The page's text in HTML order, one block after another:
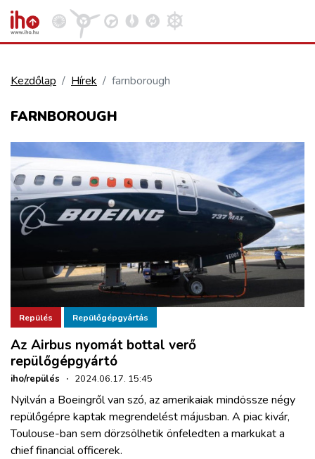
KÖZÚT
REPÜLÉS
KÖZLEKEDÉSFEJLESZTÉS
ELLÁTÁSI LÁNC
ZÖLDÚT
HAJÓZÁS
BLOG
ARCHÍVUM
Kezdőlap Hírek farnborough
FARNBOROUGH
Repülés Repülőgépgyártás
Az Airbus nyomát bottal verő
repülőgépgyártó
iho/repülés · 2024.06.17. 15:45
Nyilván a Boeingről van szó, az amerikaiak mindössze négy
repülőgépre kaptak megrendelést májusban. A piac kivár,
Toulouse-ban sem dörzsölhetik önfeledten a markukat a
chief financial officerek.